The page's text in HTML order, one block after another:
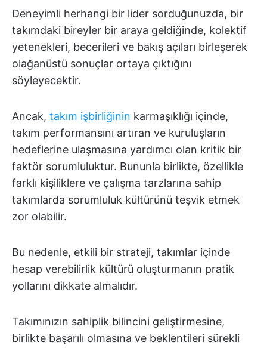
Deneyimli herhangi bir lider sorduğunuzda, bir
takımdaki bireyler bir araya geldiğinde, kolektif
yetenekleri, becerileri ve bakış açıları birleşerek
olağanüstü sonuçlar ortaya çıktığını
söyleyecektir.
Ancak, takım işbirliğinin karmaşıklığı içinde,
takım performansını artıran ve kuruluşların
hedeflerine ulaşmasına yardımcı olan kritik bir
faktör sorumluluktur. Bununla birlikte, özellikle
farklı kişiliklere ve çalışma tarzlarına sahip
takımlarda sorumluluk kültürünü teşvik etmek
zor olabilir.
Bu nedenle, etkili bir strateji, takımlar içinde
hesap verebilirlik kültürü oluşturmanın pratik
yollarını dikkate almalıdır.
Takımınızın sahiplik bilincini geliştirmesine,
birlikte başarılı olmasına ve beklentileri sürekli